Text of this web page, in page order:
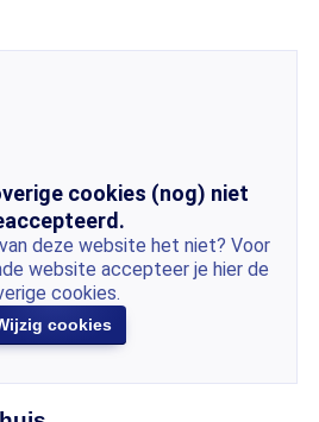
cookies (nog) niet
deze website het niet? Voor
website accepteer je hier de
cookies.
cookies